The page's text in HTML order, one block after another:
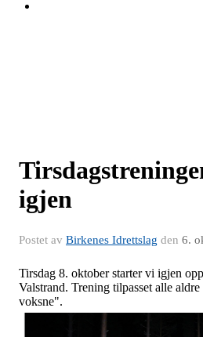
igjen
Postet av Birkenes Idrettslag den 6.
Tirsdag 8. oktober starter vi igjen
Valstrand. Trening tilpasset alle
voksne".